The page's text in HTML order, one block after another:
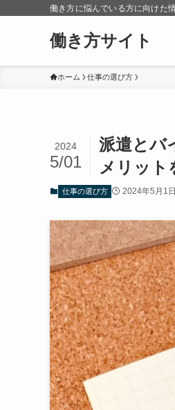
働き方に悩んでいる方に向けた
働き方サイト
ホーム 仕事の選び方
派遣とバ
メリット
2024
5/01
仕事の選び方 2024年5月1日